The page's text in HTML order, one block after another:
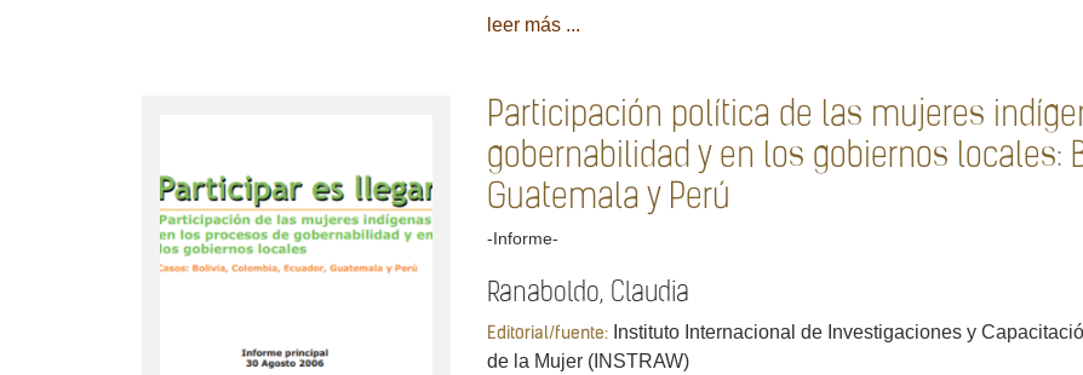
leer más ...
Participación política de las mujeres
gobernabilidad y en los gobiernos locales:
Guatemala y Perú
-Informe-
Ranaboldo, Claudia
Editorial/fuente: Instituto Internacional de Investigaciones y
de la Mujer (INSTRAW)